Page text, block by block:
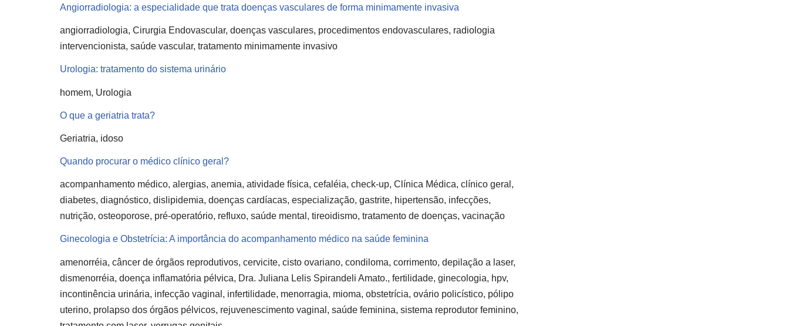
Angiorradiologia: a especialidade que trata doenças vasculares de forma minimamente invasiva
angiorradiologia, Cirurgia Endovascular, doenças vasculares, procedimentos endovasculares, radiologia
intervencionista, saúde vascular, tratamento minimamente invasivo
Urologia: tratamento do sistema urinário
homem, Urologia
O que a geriatria trata?
Geriatria, idoso
Quando procurar o médico clínico geral?
acompanhamento médico, alergias, anemia, atividade física, cefaléia, check-up, Clínica Médica, clínico geral,
diabetes, diagnóstico, dislipidemia, doenças cardíacas, especialização, gastrite, hipertensão, infecções,
nutrição, osteoporose, pré-operatório, refluxo, saúde mental, tireoidismo, tratamento de doenças, vacinação
Ginecologia e Obstetrícia: A importância do acompanhamento médico na saúde feminina
amenorréia, câncer de órgãos reprodutivos, cervicite, cisto ovariano, condiloma, corrimento, depilação a laser,
dismenorréia, doença inflamatória pélvica, Dra. Juliana Lelis Spirandeli Amato., fertilidade, ginecologia, hpv,
incontinência urinária, infecção vaginal, infertilidade, menorragia, mioma, obstetrícia, ovário policístico, pólipo
uterino, prolapso dos órgãos pélvicos, rejuvenescimento vaginal, saúde feminina, sistema reprodutor feminino,